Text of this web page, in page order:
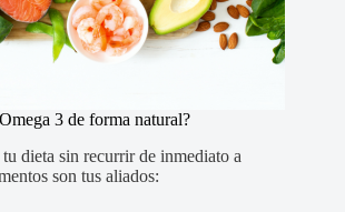
3 de forma natural?
dieta sin recurrir de inmediato a
son tus aliados: